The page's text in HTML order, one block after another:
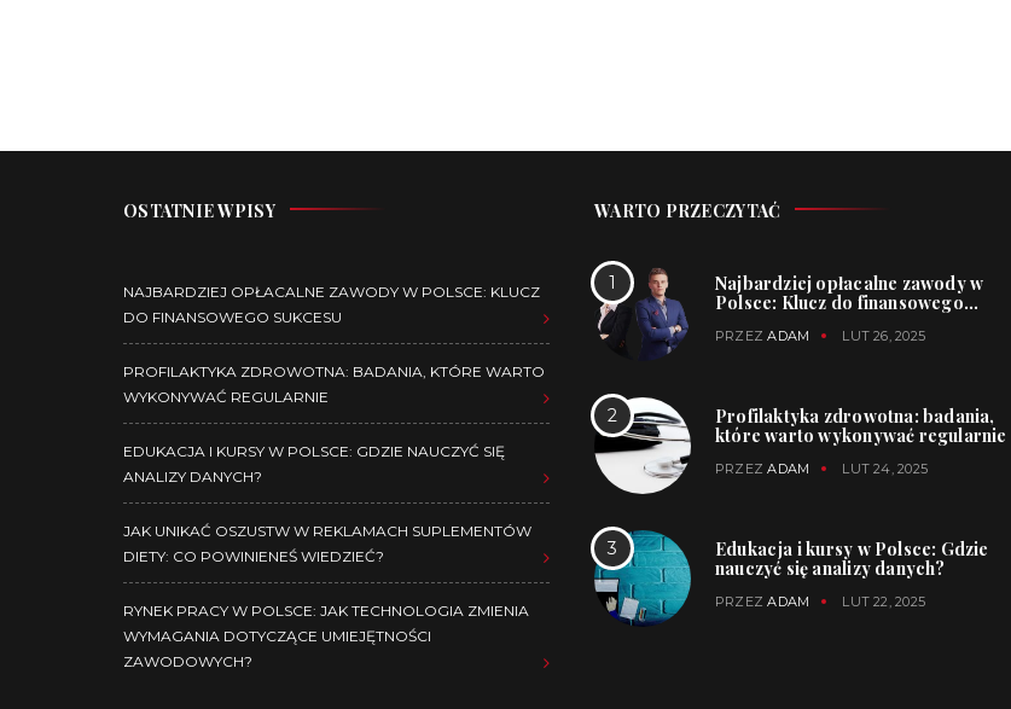
OSTATNIE WPISY
NAJBARDZIEJ OPŁACALNE ZAWODY W POLSCE: KLUCZ
DO FINANSOWEGO SUKCESU
PROFILAKTYKA ZDROWOTNA: BADANIA, KTÓRE WARTO
WYKONYWAĆ REGULARNIE
EDUKACJA I KURSY W POLSCE: GDZIE NAUCZYĆ SIĘ
ANALIZY DANYCH?
JAK UNIKAĆ OSZUSTW W REKLAMACH SUPLEMENTÓW
DIETY: CO POWINIENEŚ WIEDZIEĆ?
RYNEK PRACY W POLSCE: JAK TECHNOLOGIA ZMIENIA
WYMAGANIA DOTYCZĄCE UMIEJĘTNOŚCI
ZAWODOWYCH?
WARTO PRZECZYTAĆ
Najbardziej opłacalne zawody w
Polsce: Klucz do finansowego
PRZEZADAM LUT 26, 2025
Profilaktyka zdrowotna: badania,
które warto wykonywać regularnie
PRZEZADAM LUT 24, 2025
Edukacja i kursy w Polsce: Gdzie
nauczyć się analizy danych?
PRZEZADAM LUT 22, 2025